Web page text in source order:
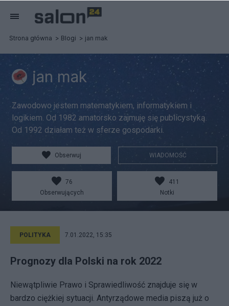
Strona główna Blogi jan mak
jan mak
Zawodowo jestem matematykiem, informatykiem i
logikiem. Od 1982 amatorsko zajmuję się publicystyką.
Od 1992 działam też w sferze gospodarki.
Obserwuj WIADOMOŚĆ
76
Obserwujących
411
Notki
POLITYKA 7.01.2022, 15:35
Prognozy dla Polski na rok 2022
Niewątpliwie Prawo i Sprawiedliwość znajduje się w
bardzo ciężkiej sytuacji. Antyrządowe media piszą już o